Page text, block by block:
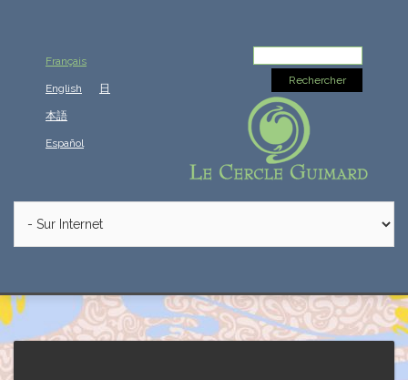
Français
English 日
本語
Español